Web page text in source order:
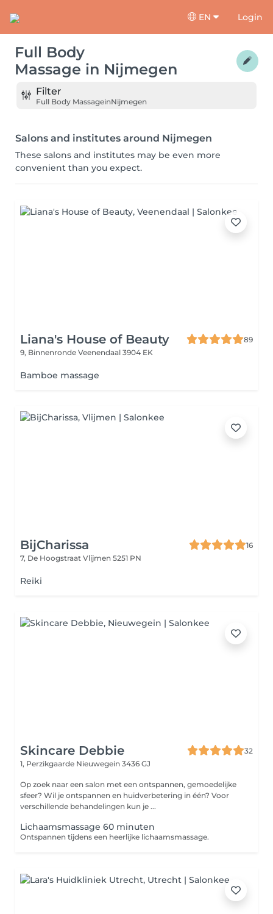
EN Login
Full Body
Massage in Nijmegen
Filter
Full Body MassageinNijmegen
Salons and institutes around Nijmegen
These salons and institutes may be even more
convenient than you expect.
Liana's House of Beauty
89
9, Binnenronde Veenendaal 3904 EK
Bamboe massage
BijCharissa
16
7, De Hoogstraat Vlijmen 5251 PN
Reiki
Skincare Debbie
32
1, Perzikgaarde Nieuwegein 3436 GJ
Op zoek naar een salon met een ontspannen, gemoedelijke
sfeer? Wil je ontspannen en huidverbetering in één? Voor
verschillende behandelingen kun je ...
Lichaamsmassage 60 minuten
Ontspannen tijdens een heerlijke lichaamsmassage.